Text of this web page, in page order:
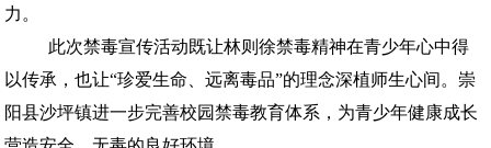
力。
此次禁毒宣传活动既让林则徐禁毒精神在青少年心中得
以传承，也让“珍爱生命、远离毒品”的理念深植师生心间。崇
阳县沙坪镇进一步完善校园禁毒教育体系，为青少年健康成长